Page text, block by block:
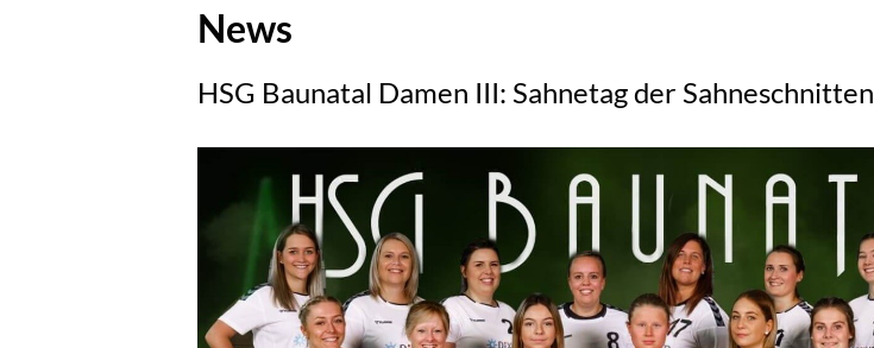
News
HSG Baunatal Damen III: Sahnetag der Sahneschnitten